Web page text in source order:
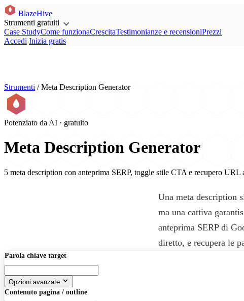
BlazeHive
Strumenti gratuiti
Case StudyCome funzionaCrescitaTestimonianze e recensioniPrezzi
Accedi Inizia gratis
Strumenti / Meta Description Generator
Potenziato da AI · gratuito
Meta Description Generator
5 meta description con anteprima SERP, toggle stile CTA e recupero URL
Una meta description
ma una cattiva
anteprima SERP di
diretto, e recupera le
Parola chiave target
Opzioni avanzate
Contenuto pagina / outline